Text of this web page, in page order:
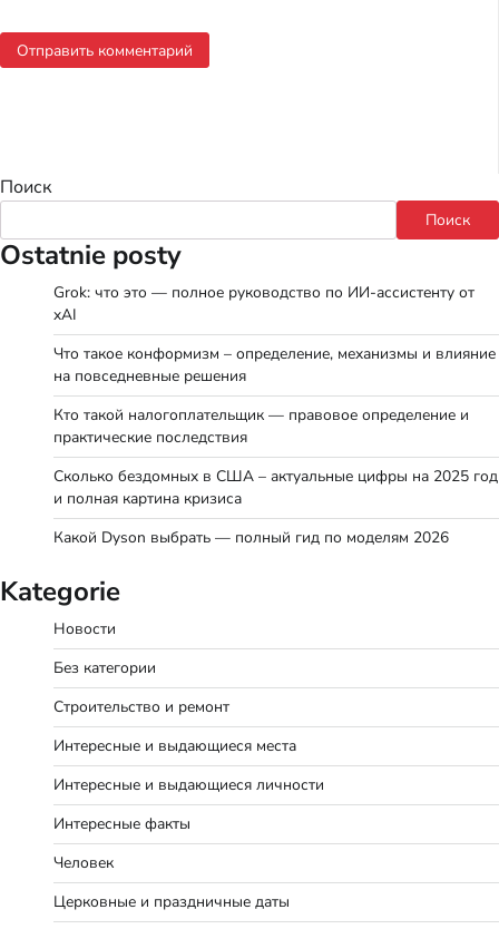
Поиск
Поиск
Ostatnie posty
Grok: что это — полное руководство по ИИ-ассистенту от
xAI
Что такое конформизм – определение, механизмы и влияние
на повседневные решения
Кто такой налогоплательщик — правовое определение и
практические последствия
Сколько бездомных в США – актуальные цифры на 2025 год
и полная картина кризиса
Какой Dyson выбрать — полный гид по моделям 2026
Kategorie
Новости
Без категории
Строительство и ремонт
Интересные и выдающиеся места
Интересные и выдающиеся личности
Интересные факты
Человек
Церковные и праздничные даты